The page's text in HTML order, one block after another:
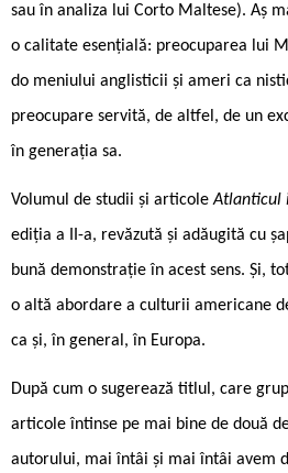
sau în analiza lui Corto Maltese). Aș
o calitate esențială: preocuparea lui
do ­meniului anglisticii și ameri ca
preocupare servită, de altfel, de un
în generația sa.
Volumul de studii și articoleAtlanticul
ediția a II-a, revăzută și adăugită cu
bună demonstrație în acest sens. Și,
o altă abordare a culturii americane
ca și, în general, în Europa.
După cum o sugerează titlul, care
articole întinse pe mai bine de două
autorului, mai întâi și mai întâi avem